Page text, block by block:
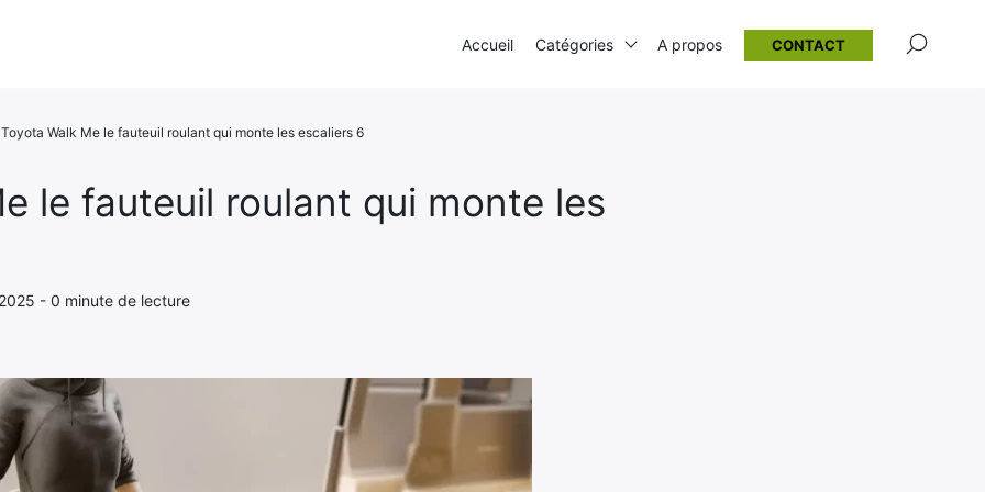
le fauteuil roulant qui monte les
- 0 minute de lecture
Toyota Walk Me le fauteuil roulant qui monte les escaliers 6
Accueil Catégories A propos CONTACT